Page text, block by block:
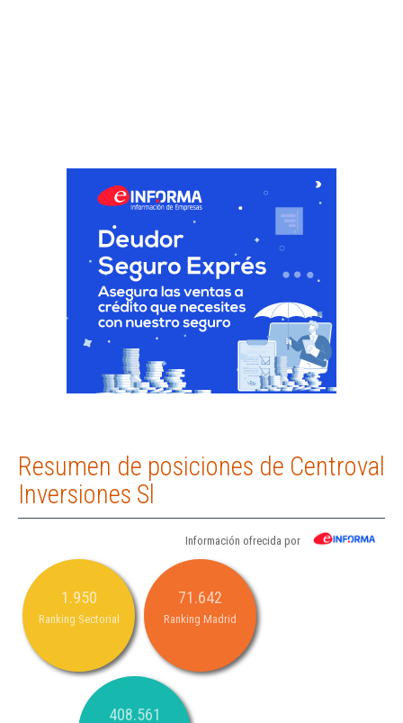
Resumen de posiciones de Centroval
Inversiones Sl
Información ofrecida por
1.950
Ranking Sectorial
71.642
Ranking Madrid
408.561